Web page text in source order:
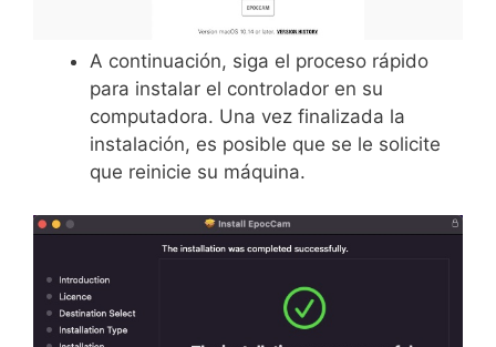
A continuación, siga el proceso rápido
para instalar el controlador en su
computadora. Una vez finalizada la
instalación, es posible que se le solicite
que reinicie su máquina.